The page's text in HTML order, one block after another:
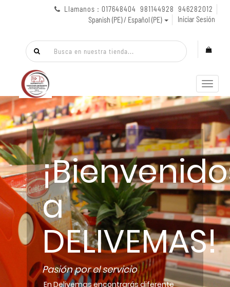
Llamanos : 017648404 981144928 946282012
Spanish (PE) / Español (PE)
Iniciar Sesión
Menú
de
a
DELIVEMAS!
Pasión por el servicio
En Delivemas encontrarás diferente